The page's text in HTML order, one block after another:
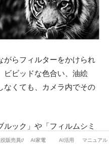
がらフィルターをかけられ
ビビッドな色合い、油絵
くても、カメラ内でその
ック」や「フィルムシミ
映画のような色調や、フィ
販売員の本音AI家電 AI活用 マニュアル